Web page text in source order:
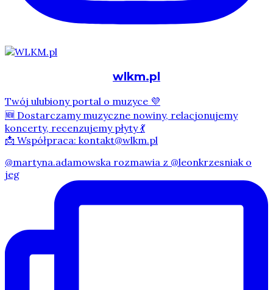
wlkm.pl
Twój ulubiony portal o muzyce 💜
🆕 Dostarczamy muzyczne nowiny, relacjonujemy
koncerty, recenzujemy płyty 💃
📩 Współpraca: kontakt@wlkm.pl
@martyna.adamowska rozmawia z @leonkrzesniak o
jeg